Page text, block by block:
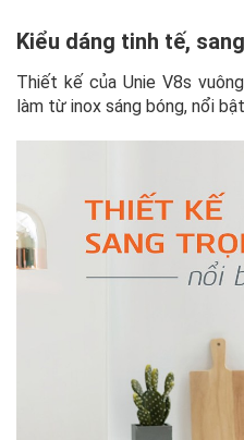
Kiểu dáng tinh tế,
Thiết kế của Unie V8s
làm từ inox sáng bóng, nổi